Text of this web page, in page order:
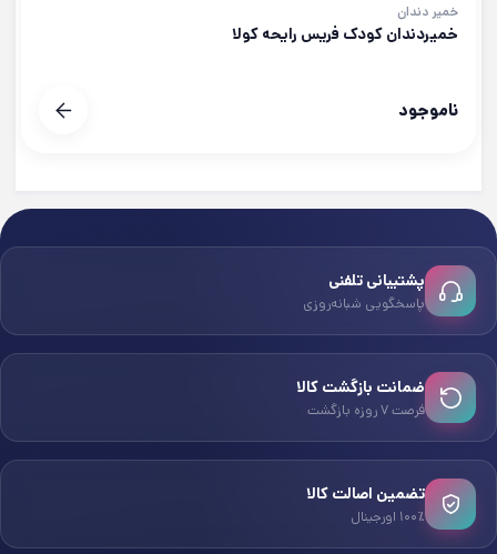
خمیر دندان
خمیردندان کودک فریس رایحه کولا
ناموجود
پشتیبانی تلفنی
پاسخگویی شبانه‌روزی
ضمانت بازگشت کالا
فرصت ۷ روزه بازگشت
تضمین اصالت کالا
۱۰۰٪ اورجینال